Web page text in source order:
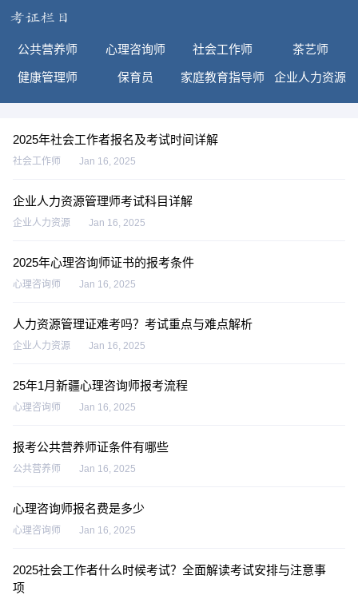
公共营养师 心理咨询师 社会工作师 茶艺师
健康管理师 保育员 家庭教育指导师 企业人力资源
2025年社会工作者报名及考试时间详解
社会工作师 Jan 16, 2025
企业人力资源管理师考试科目详解
企业人力资源 Jan 16, 2025
2025年心理咨询师证书的报考条件
心理咨询师 Jan 16, 2025
人力资源管理证难考吗？考试重点与难点解析
企业人力资源 Jan 16, 2025
25年1月新疆心理咨询师报考流程
心理咨询师 Jan 16, 2025
报考公共营养师证条件有哪些
公共营养师 Jan 16, 2025
心理咨询师报名费是多少
心理咨询师 Jan 16, 2025
2025社会工作者什么时候考试？全面解读考试安排与注意事
项